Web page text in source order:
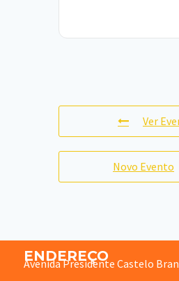
Ver
Novo Evento
ENDEREÇO
Avenida Presidente Castelo